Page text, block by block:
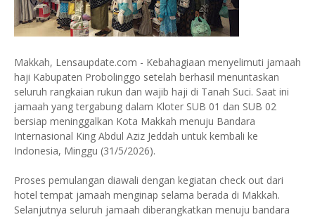
Makkah, Lensaupdate.com - Kebahagiaan menyelimuti jamaah
haji Kabupaten Probolinggo setelah berhasil menuntaskan
seluruh rangkaian rukun dan wajib haji di Tanah Suci. Saat ini
jamaah yang tergabung dalam Kloter SUB 01 dan SUB 02
bersiap meninggalkan Kota Makkah menuju Bandara
Internasional King Abdul Aziz Jeddah untuk kembali ke
Indonesia, Minggu (31/5/2026).
Proses pemulangan diawali dengan kegiatan check out dari
hotel tempat jamaah menginap selama berada di Makkah.
Selanjutnya seluruh jamaah diberangkatkan menuju bandara